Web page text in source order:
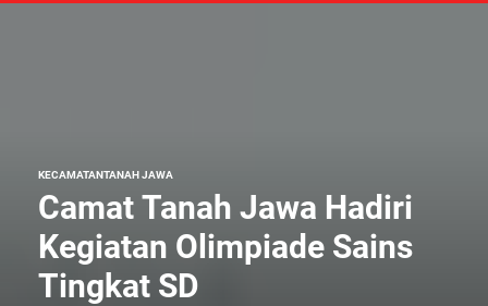
KECAMATANTANAH JAWA
Camat Tanah Jawa Hadiri
Kegiatan Olimpiade Sains
Tingkat SD